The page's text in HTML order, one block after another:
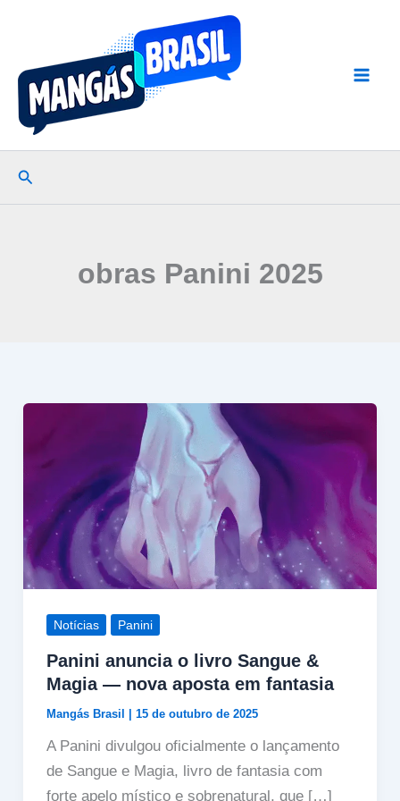
conteúdo
Pesquisar
obras Panini 2025
Notícias Panini
Panini anuncia o livro Sangue &
Magia — nova aposta em fantasia
Mangás Brasil 15 de outubro de 2025
A Panini divulgou oficialmente o lançamento
de Sangue e Magia, livro de fantasia com
forte apelo místico e sobrenatural, que […]